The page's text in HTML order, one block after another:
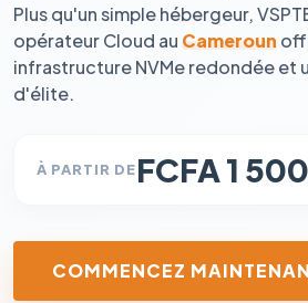
Plus qu'un simple hébergeur,
opérateur Cloud au Cameroun
infrastructure NVMe redondée et
d'élite.
À PARTIR DEFCFA 1 500
COMMENCEZ